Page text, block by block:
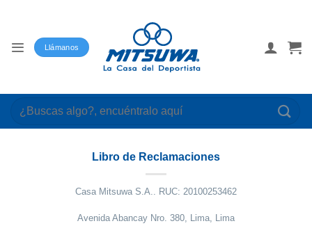
Llámanos
Buscar
por:
Libro de Reclamaciones
Casa Mitsuwa S.A.. RUC: 20100253462
Avenida Abancay Nro. 380, Lima, Lima